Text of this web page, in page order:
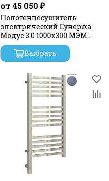
от 45 050 ₽
Полотенцесушитель
электрический Сунержа
Модус 3.0 1000x300 МЭМ
правый
Выбрать